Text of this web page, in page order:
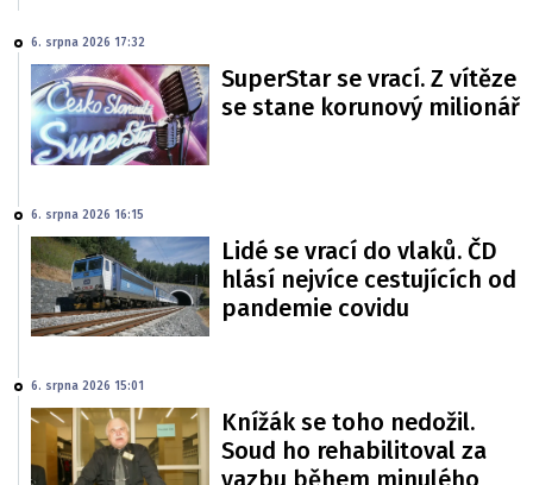
6. srpna 2026 17:32
SuperStar se vrací. Z vítěze
se stane korunový milionář
6. srpna 2026 16:15
Lidé se vrací do vlaků. ČD
hlásí nejvíce cestujících od
pandemie covidu
6. srpna 2026 15:01
Knížák se toho nedožil.
Soud ho rehabilitoval za
vazbu během minulého